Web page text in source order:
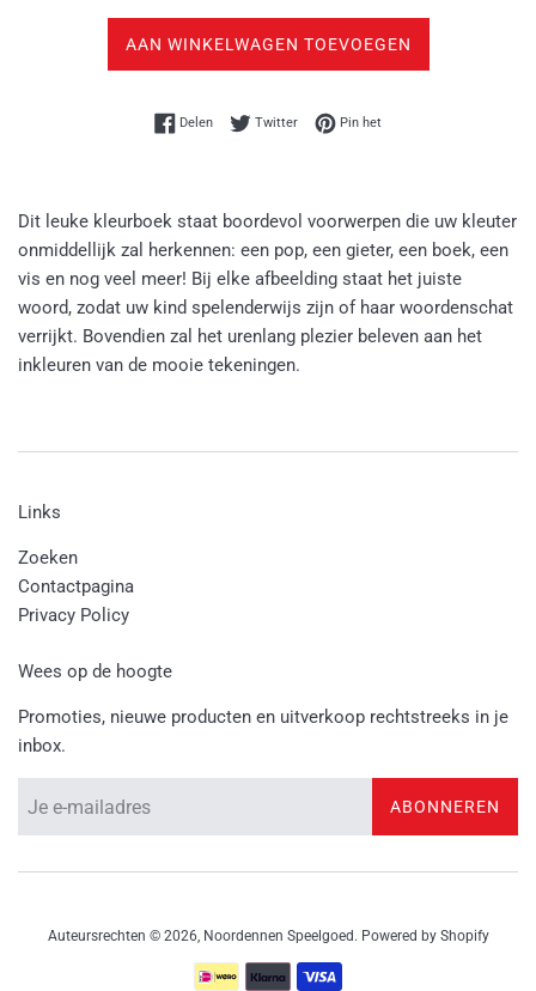
AAN WINKELWAGEN TOEVOEGEN
DelenDelen op Facebook
TwitterTwitteren op Twitter
Pin hetPinnen op Pinterest
Dit leuke kleurboek staat boordevol voorwerpen die uw kleuter
onmiddellijk zal herkennen: een pop, een gieter, een boek, een
vis en nog veel meer! Bij elke afbeelding staat het juiste
woord, zodat uw kind spelenderwijs zijn of haar woordenschat
verrijkt. Bovendien zal het urenlang plezier beleven aan het
inkleuren van de mooie tekeningen.
Links
Zoeken
Contactpagina
Privacy Policy
Wees op de hoogte
Promoties, nieuwe producten en uitverkoop rechtstreeks in je
inbox.
ABONNEREN
Auteursrechten © 2026, Noordennen Speelgoed . Powered by Shopify
Betalingspictogrammen